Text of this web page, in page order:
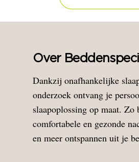
Over
Dankzij onafhankelijke
onderzoek ontvang je
slaapoplossing op maat.
comfortabele en gezonde
en meer ontspannen uit je